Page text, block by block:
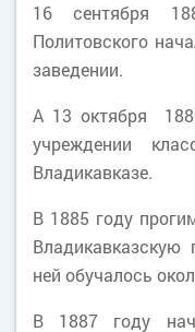
16 сентября
Политовского
заведении.
А 13 октября
учреждении
Владикавказе.
В 1885 году
ней обучалось
В 1887 году